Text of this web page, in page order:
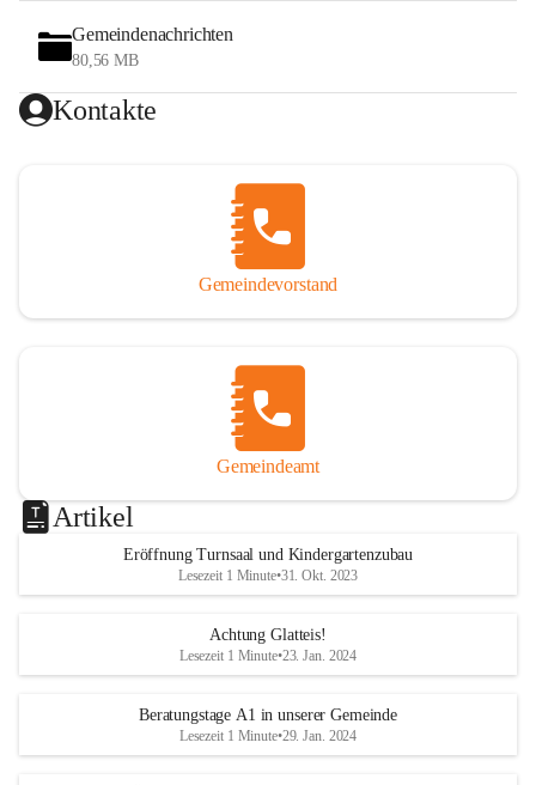
Gemeindenachrichten
80,56 MB
Kontakte
Gemeindevorstand
Gemeindeamt
Artikel
Eröffnung Turnsaal und Kindergartenzubau
Lesezeit 1 Minute•31. Okt. 2023
Achtung Glatteis!
Lesezeit 1 Minute•23. Jan. 2024
Beratungstage A1 in unserer Gemeinde
Lesezeit 1 Minute•29. Jan. 2024